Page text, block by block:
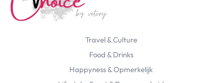
Travel & Culture
Food & Drinks
Happyness & Opmerkelijk